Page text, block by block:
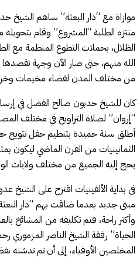
موازاة مع “دار البعثة” ساهم الشيخ
منتزه الطلبة “المشروع” وقام
الظلال، بحملات التطوع المنظمة مع
الله منهم، حتى صار الآن وجهة
من مختلف المدن لقضاء مخيمات
كان للشيخ حدبون صالح الفضل في
“إروان” لصلاة التراويح في مختلف
أطلق سنة حميدة بتنظيم حفل تتويج
الثمانينيات من القرن الماضي ليكون
يحج إليه الجميع من مختلف ولايات
في بداية الألفينيات اقترح على الشيخ
مبنى جديد بعدما ضاقت بهم “دار
وأكثر راحة، فتم تكليفه من المشائخ
الحياة” رفقة الشيخ الناصر المرموري
المخلصين الأوفياء، إلى أن تم تدشنه بفضل